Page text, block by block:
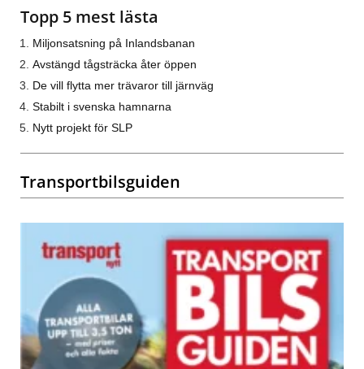
Topp 5 mest lästa
Miljonsatsning på Inlandsbanan
Avstängd tågsträcka åter öppen
De vill flytta mer trävaror till järnväg
Stabilt i svenska hamnarna
Nytt projekt för SLP
Transportbilsguiden